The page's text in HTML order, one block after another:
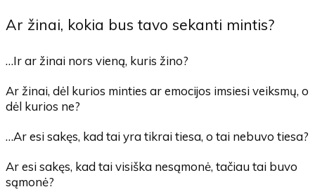
Ar žinai, kokia bus tavo sekanti mintis?
…Ir ar žinai nors vieną, kuris žino?
Ar žinai, dėl kurios minties ar emocijos imsiesi veiksmų, o
dėl kurios ne?
…Ar esi sakęs, kad tai yra tikrai tiesa, o tai nebuvo tiesa?
Ar esi sakęs, kad tai visiška nesąmonė, tačiau tai buvo
sąmonė?